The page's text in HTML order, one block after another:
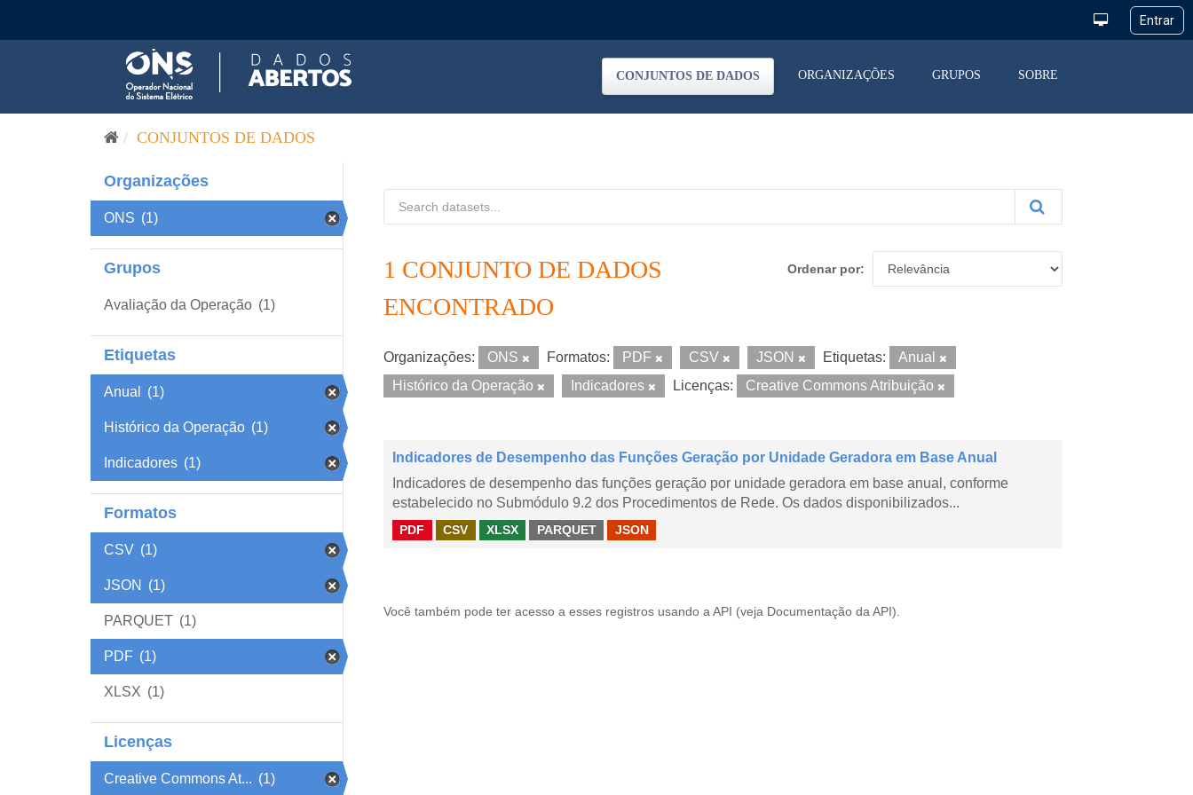
CONJUNTOS DE DADOS ORGANIZAÇÕES GRUPOS SOBRE
CONJUNTOS DE DADOS
Organizações
ONS (1)
Grupos
Avaliação da Operação (1)
Etiquetas
Anual (1)
Histórico da Operação (1)
Indicadores (1)
Formatos
CSV (1)
JSON (1)
PARQUET (1)
PDF (1)
XLSX (1)
Licenças
Creative Commons At... (1)
Ordenar por
1 CONJUNTO DE DADOS
ENCONTRADO
Organizações: ONS Formatos: PDF CSV JSON Etiquetas:
Anual
Histórico da Operação
Indicadores Licenças: Creative Commons Atribuição
Indicadores de Desempenho das Funções Geração por Unidade Geradora em Base Anual
Indicadores de desempenho das funções geração por unidade geradora em base anual, conforme
estabelecido no Submódulo 9.2 dos Procedimentos de Rede. Os dados disponibilizados...
PDF CSV XLSX PARQUET JSON
Você também pode ter acesso a esses registros usando a API (veja Documentação da API ).